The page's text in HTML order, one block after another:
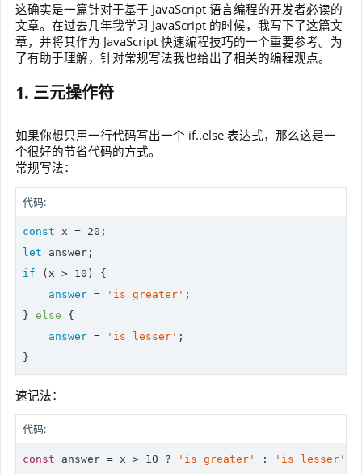
这确实是一篇针对于基于 JavaScript 语言编程的开发者必读的
文章。在过去几年我学习 JavaScript 的时候，我写下了这篇文
章，并将其作为 JavaScript 快速编程技巧的一个重要参考。为
了有助于理解，针对常规写法我也给出了相关的编程观点。
1. 三元操作符
如果你想只用一行代码写出一个 if..else 表达式，那么这是一
个很好的节省代码的方式。
常规写法：
代码:
const x = 20
let
if (x > 10 ) {
answer = 'is greater' ;
} else {
answer = 'is lesser' ;
}
速记法：
代码:
const answer = x > 10 ? 'is greater' : 'is lesser'